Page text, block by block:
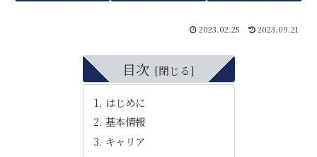
2023.02.25 2023.09.21
目次
はじめに
基本情報
キャリア